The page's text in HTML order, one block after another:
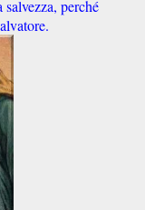
perché